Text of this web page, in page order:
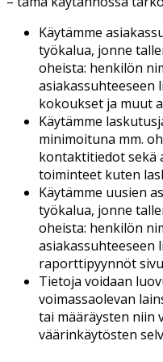
Käytämme
työkalua, jonne
oheista: henkilön
kokoukset ja muut
Käytämme
minimoituna mm.
kontaktitiedot sekä
toiminteet kuten
Käytämme uusien
työkalua, jonne
oheista: henkilön
raporttipyynnöt
Tietoja voidaan
voimassaolevan
tai määräysten niin
väärinkäytösten